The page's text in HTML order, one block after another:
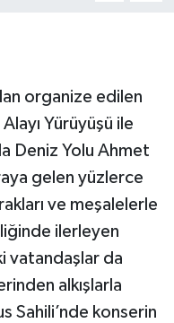
organize edilen
Yürüyüşü ile
Deniz Yolu Ahmet
gelen yüzlerce
ve meşalelerle
ilerleyen
vatandaşlar da
alkışlarla
Sahili’nde konserin